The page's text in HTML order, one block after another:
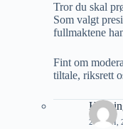
Tror du skal
Som valgt
fullmaktene
Fint om
tiltale, riksrett
20 JUNI,